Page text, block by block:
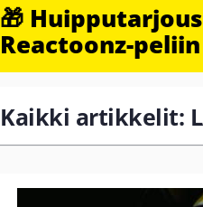
🎁
Reactoonz-
Kaikki artikkelit: